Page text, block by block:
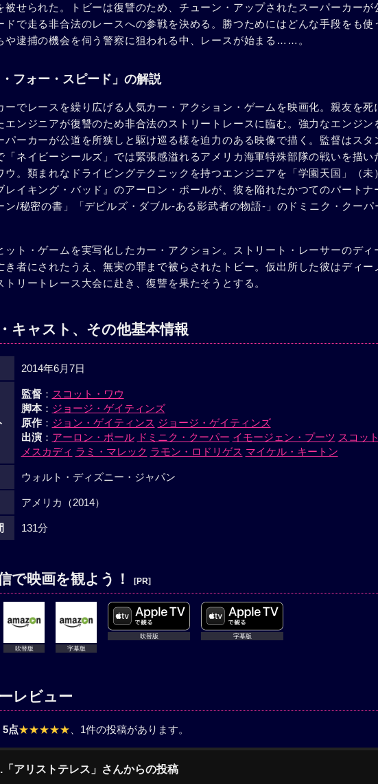
被せられた。トビーは復讐のため、チューン・アップされたスーパーカーが
ドで走る非合法のレースへの参戦を決める。勝つためにはどんな手段をも使
や逮捕の機会を伺う警察に狙われる中、レースが始まる……。
・フォー・スピード」の解説
ーでレースを繰り広げる人気カー・アクション・ゲームを映画化。親友を死
エンジニアが復讐のため非合法のストリートレースに臨む。強力なエンジン
パーカーが公道を所狭しと駆け巡る様を迫力のある映像で描く。監督はスタ
「ネイビーシールズ」では緊張感溢れるアメリカ海軍特殊部隊の戦いを描い
ウ。類まれなドライビングテクニックを持つエンジニアを「学園天国」（未
レイキング・バッド』のアーロン・ポールが、彼を陥れたかつてのパートナ
ン/秘密の書」「デビルズ・ダブル-ある影武者の物語-」のドミニク・クーパ
ット・ゲームを実写化したカー・アクション。ストリート・レーサーのディ
き者にされたうえ、無実の罪まで被らされたトビー。仮出所した彼はディー
トリートレース大会に赴き、復讐を果たそうとする。
キャスト、その他基本情報
2014年6月7日
監督： スコット・ワウ
脚本： ジョージ・ゲイティンズ
原作： ジョン・ゲイティンス ジョージ・ゲイティンズ
出演： アーロン・ポール ドミニク・クーパー イモージェン・プーツ スコッ
メスカディ ラミ・マレック ラモン・ロドリゲス マイケル・キートン
ウォルト・ディズニー・ジャパン
アメリカ（2014）
131分
で映画を観よう！ [PR]
吹替版 字幕版
吹替版 字幕版
レビュー
5点★★★★★ 、1件の投稿があります。
「アリストテレス」さんからの投稿